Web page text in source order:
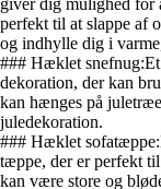
perfekt til at slappe af
og indhylle dig i
### Hæklet
dekoration, der kan
kan hænges på
juledekoration.
### Hæklet
tæppe, der er perfekt
kan være store og